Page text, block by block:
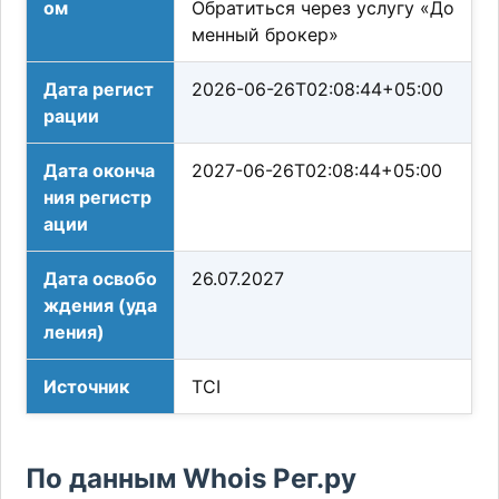
ом
Обратиться через услугу «До
менный брокер»
Дата регист
рации
2026-06-26T02:08:44+05:00
Дата оконча
ния регистр
ации
2027-06-26T02:08:44+05:00
Дата освобо
ждения (уда
ления)
26.07.2027
Источник TCI
По данным Whois Рег.ру